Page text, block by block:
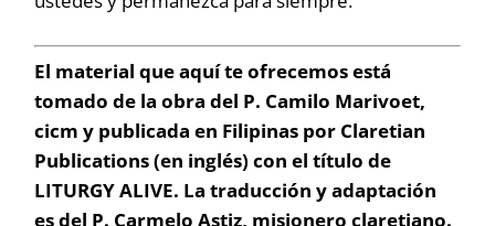
El material que aquí te ofrecemos está
tomado de la obra del P. Camilo Marivoet,
cicm y publicada en Filipinas por Claretian
Publications (en inglés) con el título de
LITURGY ALIVE. La traducción y adaptación
es del P. Carmelo Astiz, misionero claretiano.